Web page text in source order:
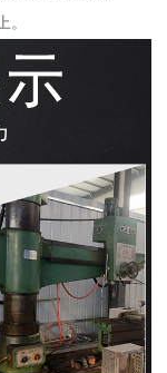
。